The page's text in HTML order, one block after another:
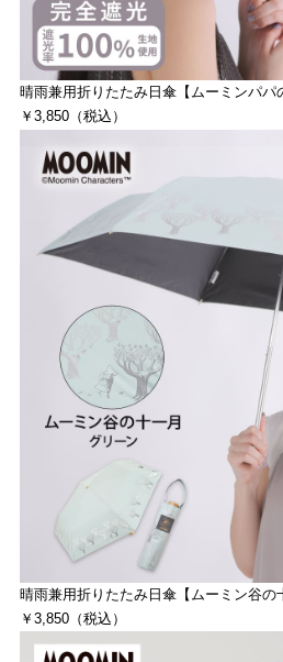
晴雨兼用折りたたみ日傘【ムーミンパパ
￥3,850（税込）
晴雨兼用折りたたみ日傘【ムーミン谷の
￥3,850（税込）